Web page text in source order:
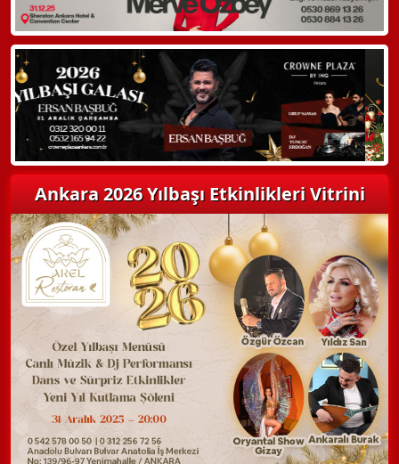
Hemen Arayın
Detaylı Bilgi Alın
Ankara 2026 Yılbaşı Etkinlikleri Vitrini